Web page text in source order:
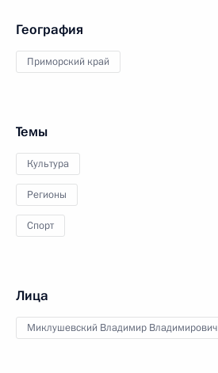
География
Приморский край
Темы
Культура
Регионы
Спорт
Лица
Миклушевский Владимир Владимирович